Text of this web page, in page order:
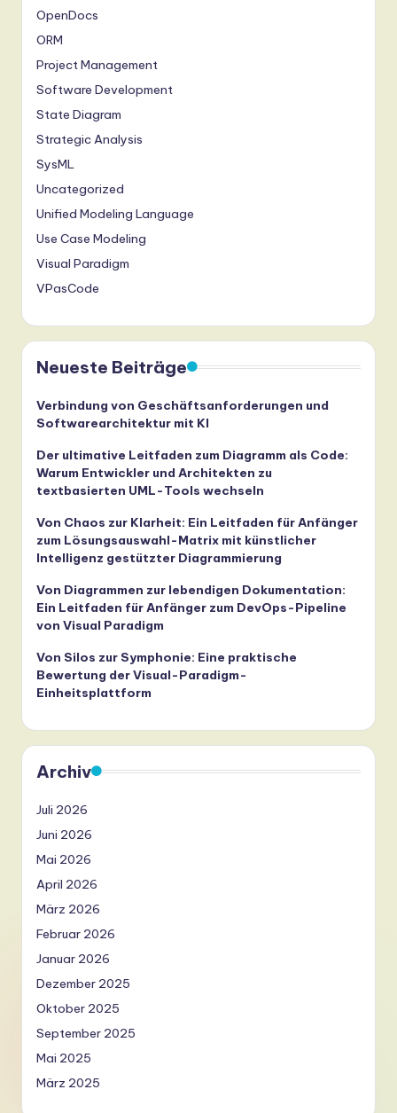
OpenDocs
ORM
Project Management
Software Development
State Diagram
Strategic Analysis
SysML
Uncategorized
Unified Modeling Language
Use Case Modeling
Visual Paradigm
VPasCode
Neueste Beiträge
Verbindung von Geschäftsanforderungen und
Softwarearchitektur mit KI
Der ultimative Leitfaden zum Diagramm als Code:
Warum Entwickler und Architekten zu
textbasierten UML-Tools wechseln
Von Chaos zur Klarheit: Ein Leitfaden für Anfänger
zum Lösungsauswahl-Matrix mit künstlicher
Intelligenz gestützter Diagrammierung
Von Diagrammen zur lebendigen Dokumentation:
Ein Leitfaden für Anfänger zum DevOps-Pipeline
von Visual Paradigm
Von Silos zur Symphonie: Eine praktische
Bewertung der Visual-Paradigm-
Einheitsplattform
Archiv
Juli 2026
Juni 2026
Mai 2026
April 2026
März 2026
Februar 2026
Januar 2026
Dezember 2025
Oktober 2025
September 2025
Mai 2025
März 2025